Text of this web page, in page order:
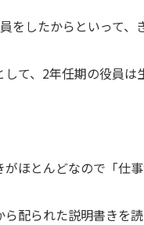
をしたからといって、
して、2年任期の役員は
がほとんどなので「仕
ら配られた説明書きを